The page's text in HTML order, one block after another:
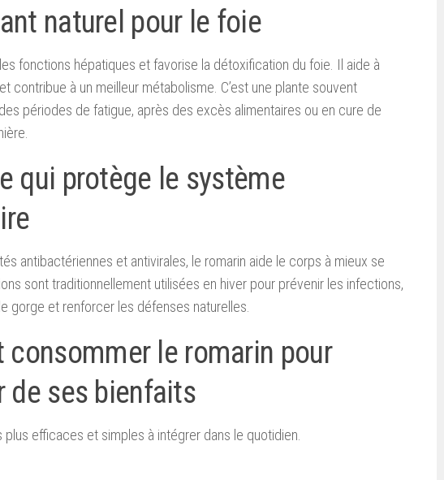
naturel pour le foie
fonctions hépatiques et favorise la détoxification du foie. Il aide à
contribue à un meilleur métabolisme. C’est une plante souvent
périodes de fatigue, après des excès alimentaires ou en cure de
qui protège le système
antibactériennes et antivirales, le romarin aide le corps à mieux se
sont traditionnellement utilisées en hiver pour prévenir les infections,
gorge et renforcer les défenses naturelles.
consommer le romarin pour
de ses bienfaits
efficaces et simples à intégrer dans le quotidien.